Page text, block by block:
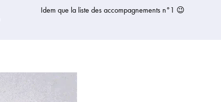
Idem que la liste des accompagnements n°1 😉